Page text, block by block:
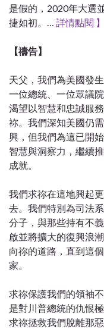
是假的， 2020年大選
捷如初。… 詳情點閱 】
【禱告】
天父，我們為美國發
一位總統、一位眾議
渴望以智慧和忠誠服
祢。我們深知美國仍
興，但我們為這已開
智慧與洞察力，繼續
成就。
我們求祢在這地興起
去。我們特別為司法
分子，與那些持有不
啟並將擴大的復興浪
向祢的道路，直到這
家。
求祢保護我們的領袖
是對川普總統的仇恨
求祢拯救我們脫離那